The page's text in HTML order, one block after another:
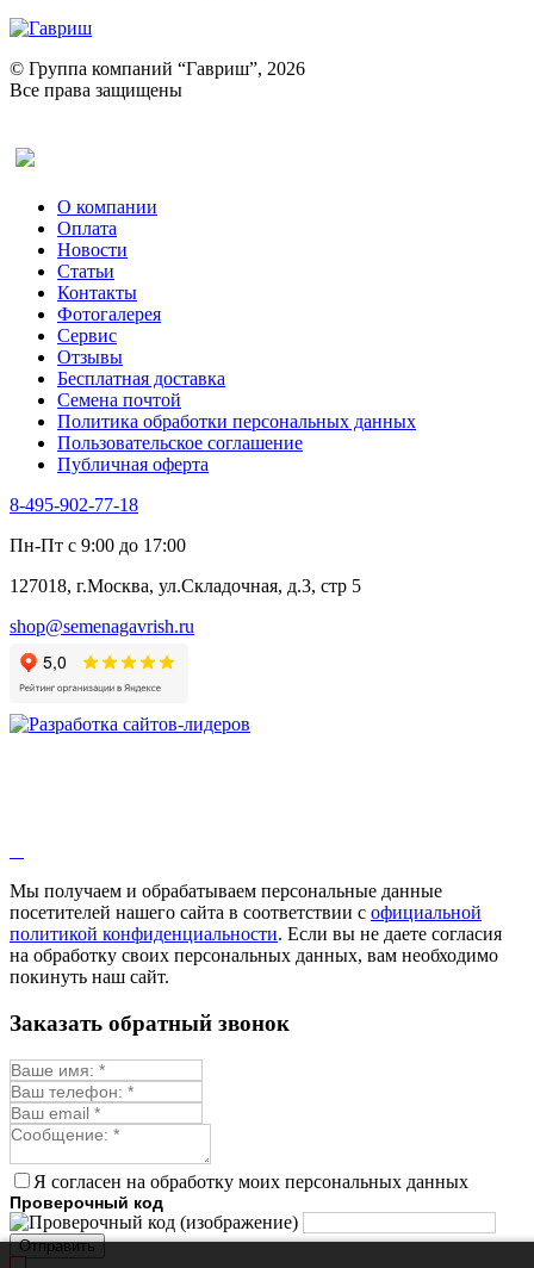
© Группа компаний “Гавриш”, 2026
Все права защищены
О компании
Оплата
Новости
Статьи
Контакты
Фотогалерея​
Сервис
Отзывы
Бесплатная доставка
Семена почтой
Политика обработки персональных данных
Пользовательское соглашение
Публичная оферта
8-495-902-77-18
Пн-Пт с 9:00 до 17:00
127018, г.Москва, ул.Складочная, д.3, стр 5
shop@semenagavrish.ru
Мы получаем и обрабатываем персональные данные
посетителей нашего сайта в соответствии с официальной
политикой конфиденциальности. Если вы не даете согласия
на обработку своих персональных данных, вам необходимо
покинуть наш сайт.
Заказать обратный звонок
Я согласен на обработку моих персональных данных
Проверочный код
Отправить